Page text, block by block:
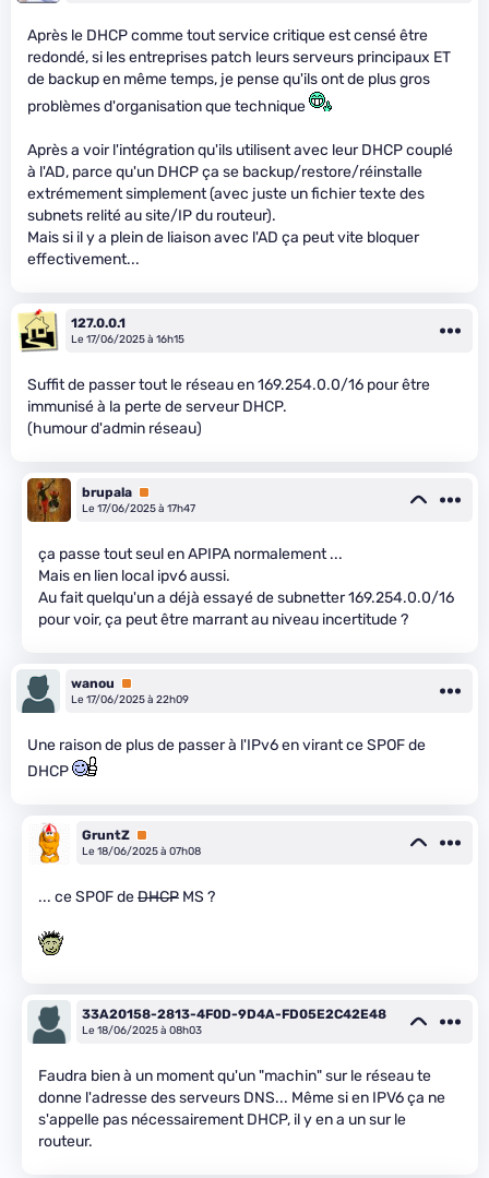
Après le DHCP comme tout service critique est censé être
redondé, si les entreprises patch leurs serveurs principaux ET
de backup en même temps, je pense qu'ils ont de plus gros
problèmes d'organisation que technique
Après a voir l'intégration qu'ils utilisent avec leur DHCP couplé
à l'AD, parce qu'un DHCP ça se backup/restore/réinstalle
extrémement simplement (avec juste un fichier texte des
subnets relité au site/IP du routeur).
Mais si il y a plein de liaison avec l'AD ça peut vite bloquer
effectivement...
127.0.0.1
Le 17/06/2025 à 16h15
Suffit de passer tout le réseau en 169.254.0.0/16 pour être
immunisé à la perte de serveur DHCP.
(humour d'admin réseau)
brupala Premium
Le 17/06/2025 à 17h47
ça passe tout seul en APIPA normalement ...
Mais en lien local ipv6 aussi.
Au fait quelqu'un a déjà essayé de subnetter 169.254.0.0/16
pour voir, ça peut être marrant au niveau incertitude ?
wanou
Premium
Le 17/06/2025 à 22h09
Une raison de plus de passer à l'IPv6 en virant ce SPOF de
DHCP
GruntZ Premium
Le 18/06/2025 à 07h08
... ce SPOF deDHCP MS ?
33A20158-2813-4F0D-9D4A-FD05E2C42E48
Le 18/06/2025 à 08h03
Faudra bien à un moment qu'un "machin" sur le réseau te
donne l'adresse des serveurs DNS... Même si en IPV6 ça ne
s'appelle pas nécessairement DHCP, il y en a un sur le
routeur.